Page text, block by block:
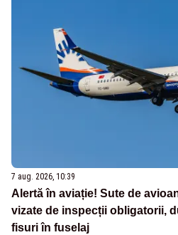
7 aug. 2026, 10:39
Alertă în aviație! Sute de
vizate de inspecții obligatorii,
fisuri în fuselaj